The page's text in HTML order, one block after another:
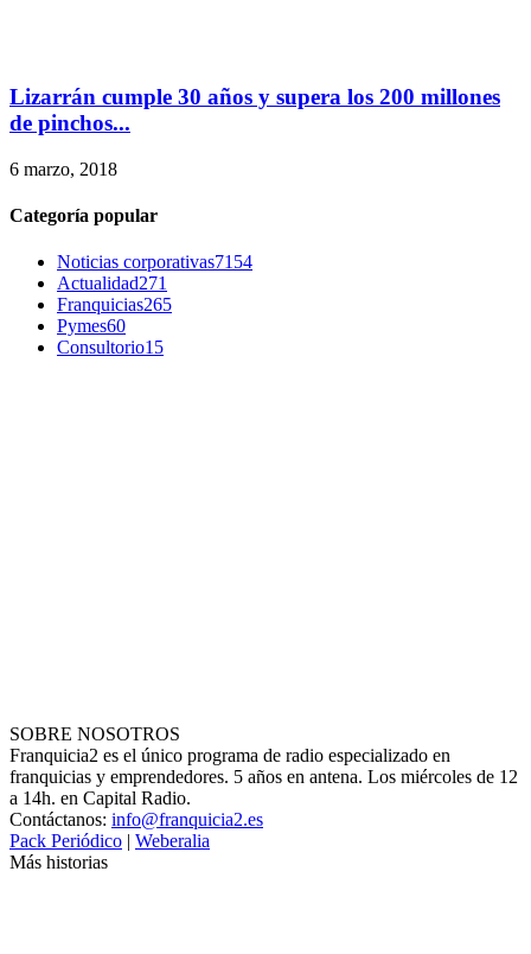
Lizarrán cumple 30 años y supera los 200 millones
de pinchos...
6 marzo, 2018
Categoría popular
Noticias corporativas7154
Actualidad271
Franquicias265
Pymes60
Consultorio15
SOBRE NOSOTROS
Franquicia2 es el único programa de radio especializado en
franquicias y emprendedores. 5 años en antena. Los miércoles de 12
a 14h. en Capital Radio.
Contáctanos: info@franquicia2.es
Pack Periódico | Weberalia
Más historias